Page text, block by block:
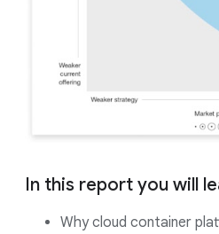
In this report you will
Why cloud container